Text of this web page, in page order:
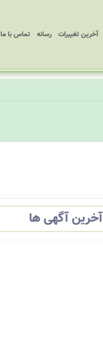
آخرین تغییرات رسانه تماس با ما
آخرین آگهی ها